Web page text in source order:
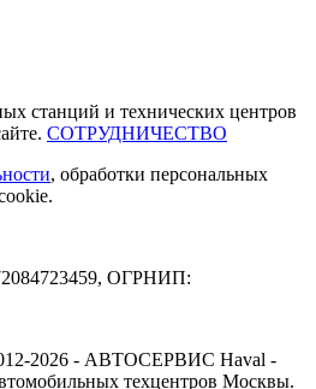
станций и технических центров
СОТРУДНИЧЕСТВО
, обработки персональных
ОГРНИП:
2026 - АВТОСЕРВИС Haval -
техцентров Москвы.